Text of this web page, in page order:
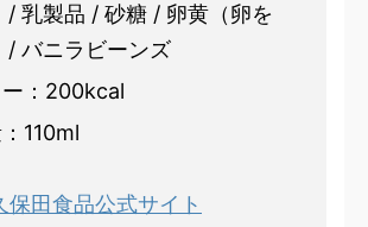
/ 乳製品 / 砂糖 / 卵黄（卵を
/ バニラビーンズ
ー：200kcal
110ml
保田食品公式サイト